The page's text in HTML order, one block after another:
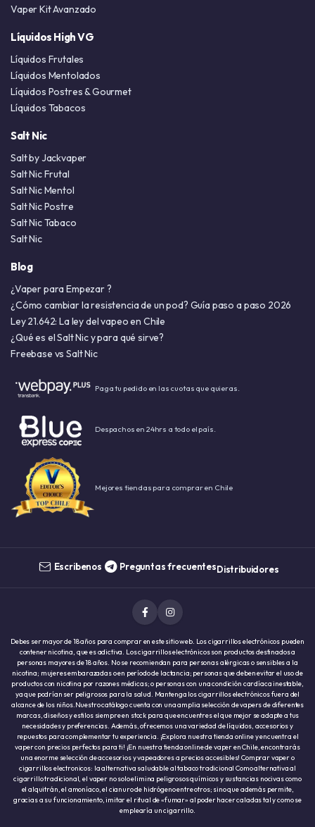
Vaper Kit Avanzado
Líquidos High VG
Líquidos Frutales
Líquidos Mentolados
Líquidos Postres & Gourmet
Líquidos Tabacos
Salt Nic
Salt by Jackvaper
Salt Nic Frutal
Salt Nic Mentol
Salt Nic Postre
Salt Nic Tabaco
Salt Nic
Blog
¿Vaper para Empezar ?
¿Cómo cambiar la resistencia de un pod? Guía paso a paso 2026
Ley 21.642: La ley del vapeo en Chile
¿Qué es el Salt Nic y para qué sirve?
Freebase vs Salt Nic
Paga tu pedido en las cuotas que quieras.
Despachos en 24hrs a todo el país.
Mejores tiendas para comprar en Chile
Escribenos Preguntas frecuentesDistribuidores
Debes ser mayor de 18 años para comprar en este sitio web. Los cigarrillos electrónicos pueden
contener nicotina, que es adictiva. Los cigarrillos electrónicos son productos destinados a
personas mayores de 18 años. No se recomiendan para personas alérgicas o sensibles a la
nicotina; mujeres embarazadas o en período de lactancia; personas que deben evitar el uso de
productos con nicotina por razones médicas; o personas con una condición cardíaca inestable,
ya que podrían ser peligrosos para la salud. Mantenga los cigarrillos electrónicos fuera del
alcance de los niños.Nuestro catálogo cuenta con una amplia selección de vapers de diferentes
marcas, diseños y estilos siempre en stock para que encuentres el que mejor se adapte a tus
necesidades y preferencias. Además, ofrecemos una variedad de líquidos, accesorios y
repuestos para complementar tu experiencia. ¡Explora nuestra tienda online y encuentra el
vaper con precios perfectos para ti! ¡En nuestra tienda online de vaper en Chile, encontrarás
una enorme selección de accesorios y vapeadores a precios accesibles! Comprar vaper o
cigarrillos electronicos: la alternativa saludable al tabaco tradicional Como alternativa al
cigarrillo tradicional, el vaper no solo elimina peligrosos químicos y sustancias nocivas como
el alquitrán, el amoníaco, el cianuro de hidrógeno entre otros; sino que además permite,
gracias a su funcionamiento, imitar el ritual de «fumar» al poder hacer caladas tal y como se
emplearía un cigarrillo.